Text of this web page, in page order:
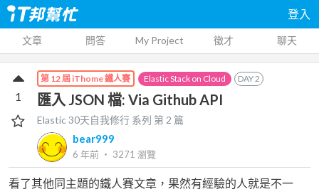
登入
文章 問答 My Project 徵才 聊天
第 12 屆 iThome 鐵人賽 Elastic Stack on Cloud DAY2
匯入 JSON 檔: Via Github API
Elastic 30天自我修行 系列 第2 篇
bear999
6 年前 ‧ 3271 瀏覽
1
看了其他同主題的鐵人賽文章，果然有經驗的人就是不一